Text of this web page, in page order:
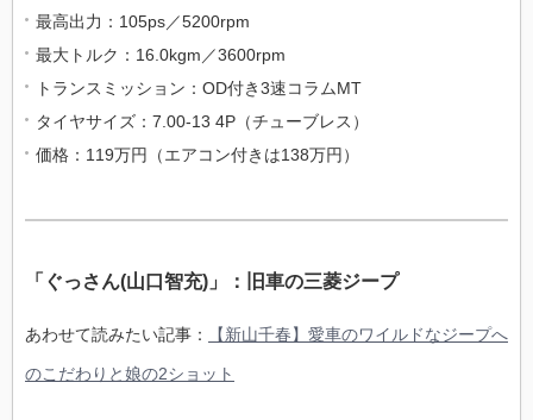
最高出力：105ps／5200rpm
最大トルク：16.0kgm／3600rpm
トランスミッション：OD付き3速コラムMT
タイヤサイズ：7.00-13 4P（チューブレス）
価格：119万円（エアコン付きは138万円）
「ぐっさん(山口智充)」：旧車の三菱ジープ
あわせて読みたい記事： 【新山千春】愛車のワイルドなジープへ
のこだわりと娘の2ショット